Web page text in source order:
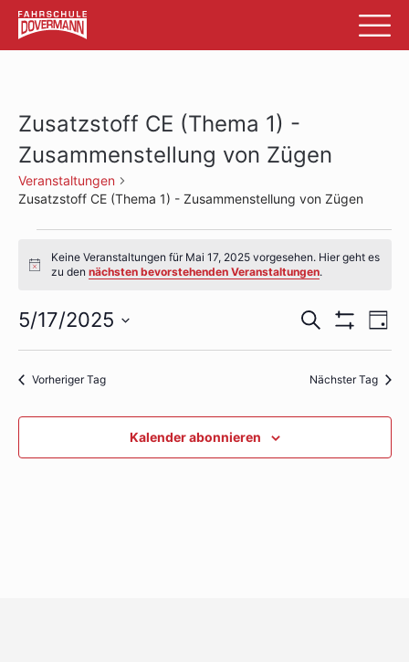
Zusatzstoff CE (Thema 1) -
Zusammenstellung von Zügen
Veranstaltungen
Zusatzstoff CE (Thema 1) - Zusammenstellung von Zügen
Veranstaltungen
für
Mai
17,
2025
Hinweis
Keine Veranstaltungen für Mai 17, 2025 vorgesehen. Hier geht es
zu den nächsten bevorstehenden Veranstaltungen.
Suche
und
Suche
Anzeigen
Tag
5/17/2025
Vorheriger Tag Nächster Tag
Kalender abonnieren